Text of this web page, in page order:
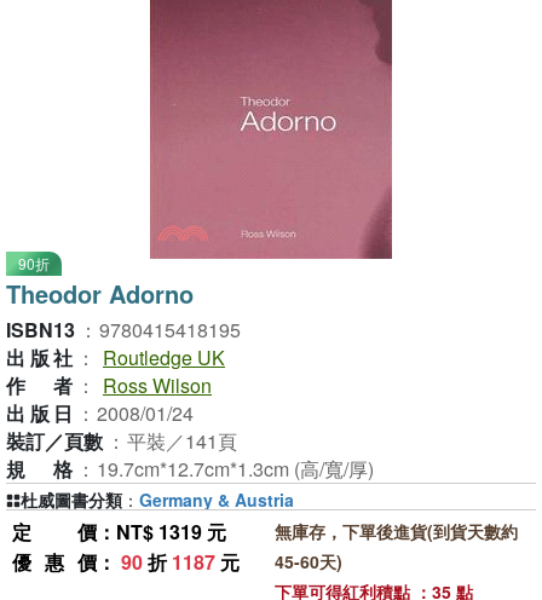
90折
Theodor Adorno
ISBN13 ： 9780415418195
出版社 ：
Routledge UK
作者 ：
Ross Wilson
出版日 ： 2008/01/24
裝訂／頁數 ： 平裝／141頁
規格 ： 19.7cm*12.7cm*1.3cm (高/寬/厚)
定價 ：NT$ 1319 元
優惠價 ： 90折1187 元
無庫存，下單後進貨(到貨天數約
45-60天)
下單可得紅利積點 ：35 點
杜威圖書分類 ： Germany & Austria